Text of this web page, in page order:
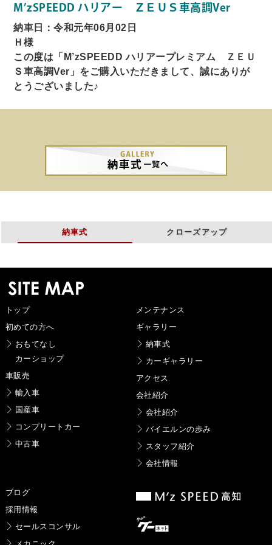
M’zSPEEDD ハリアー ＺＥＵＳ車高調Ver
納車日：令和元年06月02日
Ｈ様
この度は「M’zSPEEDD ハリアープレミアム ＺＥＵ
Ｓ車高調Ver」をご購入いただきまして、誠にありが
とうございました♪
納車式 クローズアップ
トップ
初めての方へ
おもてなし
カーショップ
車販売
輸入車
国産車
コンプリートカー
中古車
メンテナンス
ギャラリー
納車式
カーギャラリー
アクセス
会社紹介
会社紹介
バイエルンの歩み
スタッフ紹介
会社情報
ブログ
採用情報
セールスコンサル